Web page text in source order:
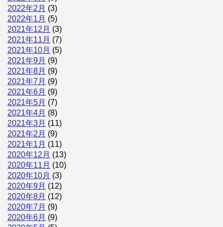
2022年2月 (3)
2022年1月 (5)
2021年12月 (3)
2021年11月 (7)
2021年10月 (5)
2021年9月 (9)
2021年8月 (9)
2021年7月 (9)
2021年6月 (9)
2021年5月 (7)
2021年4月 (8)
2021年3月 (11)
2021年2月 (9)
2021年1月 (11)
2020年12月 (13)
2020年11月 (10)
2020年10月 (3)
2020年9月 (12)
2020年8月 (12)
2020年7月 (9)
2020年6月 (9)